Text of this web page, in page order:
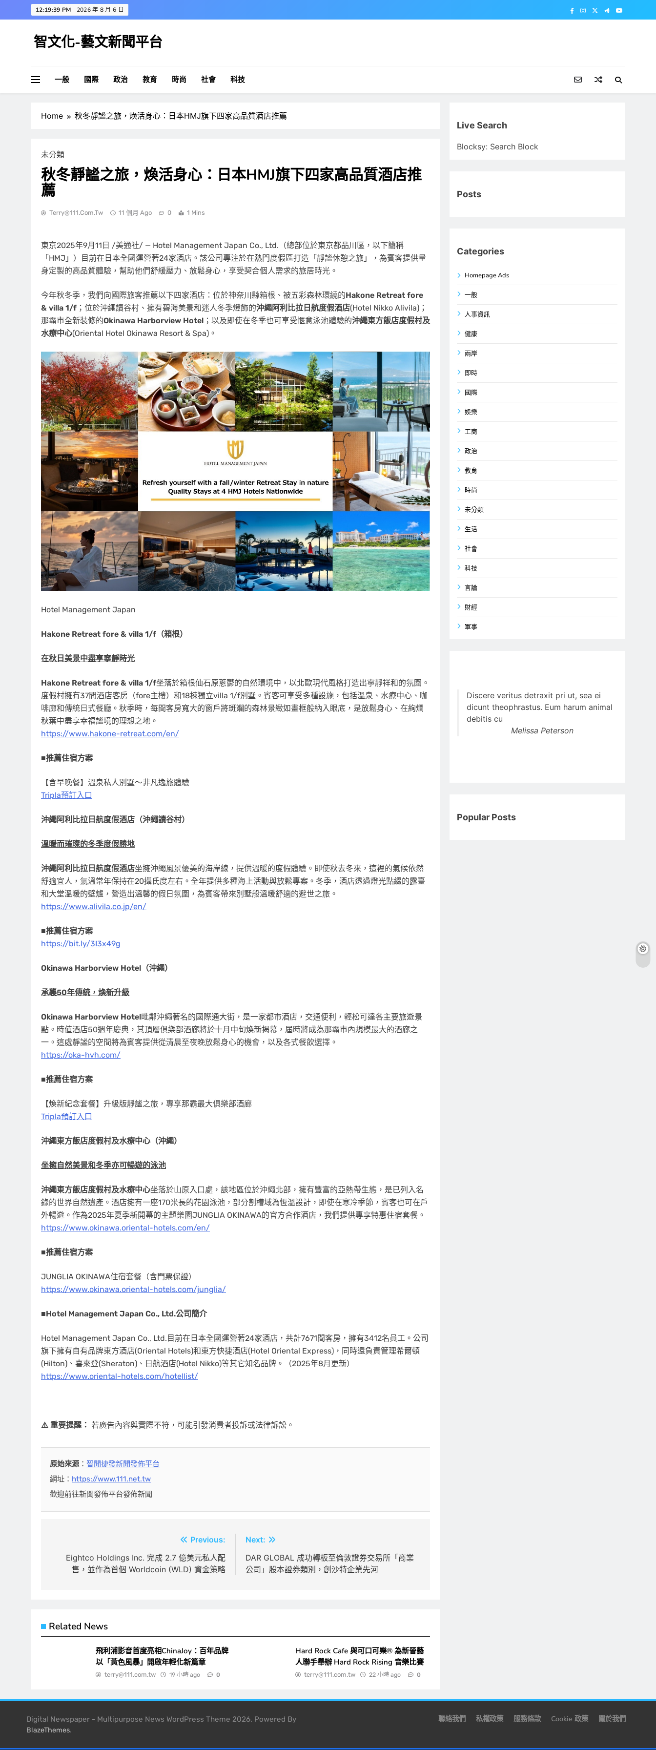
to
12:19:40 PM 2026 年 8 月 6 日
智文化-藝文新聞平台
一般 國際 政治 教育 時尚 社會 科技
Home 秋冬靜謐之旅，煥活身心：日本HMJ旗下四家高品質酒店推薦
未分類
秋冬靜謐之旅，煥活身心：日本HMJ旗下四家高品質酒店推
薦
Terry@111.com.tw 11 個月 Ago 0 1 Mins
東京2025年9月11日 /美通社/ — Hotel Management Japan Co., Ltd.（總部位於東京都品川區，以下簡稱
「HMJ」）目前在日本全國運營著24家酒店。該公司專注於在熱門度假區打造「靜謐休憩之旅」，為賓客提供量
身定製的高品質體驗，幫助他們舒緩壓力、放鬆身心，享受契合個人需求的旅居時光。
今年秋冬季，我們向國際旅客推薦以下四家酒店：位於神奈川縣箱根、被五彩森林環繞的Hakone Retreat fore
& villa 1/f ；位於沖繩讀谷村、擁有碧海美景和迷人冬季燈飾的沖繩阿利比拉日航度假酒店(Hotel Nikko Alivila)；
那霸市全新裝修的Okinawa Harborview Hotel ；以及即使在冬季也可享受愜意泳池體驗的沖繩東方飯店度假村及
水療中心(Oriental Hotel Okinawa Resort & Spa)。
Hotel Management Japan
Hakone Retreat fore & villa 1/f（箱根）
在秋日美景中盡享寧靜時光
Hakone Retreat fore & villa 1/f坐落於箱根仙石原蔥鬱的自然環境中，以北歐現代風格打造出寧靜祥和的氛圍。
度假村擁有37間酒店客房（fore主樓）和18棟獨立villa 1/f別墅。賓客可享受多種設施，包括溫泉、水療中心、咖
啡廊和傳統日式餐廳。秋季時，每間客房寬大的窗戶將斑斕的森林景緻如畫框般納入眼底，是放鬆身心、在絢爛
秋葉中盡享幸福謐境的理想之地。
https://www.hakone-retreat.com/en/
■推薦住宿方案
【含早晚餐】溫泉私人別墅～非凡逸旅體驗
Tripla預訂入口
沖繩阿利比拉日航度假酒店（沖繩讀谷村）
溫暖而璀璨的冬季度假勝地
沖繩阿利比拉日航度假酒店坐擁沖繩風景優美的海岸線，提供溫暖的度假體驗。即使秋去冬來，這裡的氣候依然
舒適宜人，氣溫常年保持在20攝氏度左右。全年提供多種海上活動與放鬆專案。冬季，酒店透過燈光點綴的露臺
和大堂溫暖的壁爐，營造出溫馨的假日氛圍，為賓客帶來別墅般溫暖舒適的避世之旅。
https://www.alivila.co.jp/en/
■推薦住宿方案
https://bit.ly/3I3x49g
Okinawa Harborview Hotel（沖繩）
承襲50年傳統，煥新升級
Okinawa Harborview Hotel毗鄰沖繩著名的國際通大街，是一家都市酒店，交通便利，輕松可達各主要旅遊景
點。時值酒店50週年慶典，其頂層俱樂部酒廊將於十月中旬煥新揭幕，屆時將成為那霸市內規模最大的酒廊之
一。這處靜謐的空間將為賓客提供從清晨至夜晚放鬆身心的機會，以及各式餐飲選擇。
https://oka-hvh.com/
■推薦住宿方案
【煥新紀念套餐】升級版靜謐之旅，專享那霸最大俱樂部酒廊
Tripla預訂入口
沖繩東方飯店度假村及水療中心（沖繩）
坐擁自然美景和冬季亦可暢遊的泳池
沖繩東方飯店度假村及水療中心坐落於山原入口處，該地區位於沖繩北部，擁有豐富的亞熱帶生態，是已列入名
錄的世界自然遺產。酒店擁有一座170米長的花園泳池，部分割槽域為恆溫設計，即使在寒冷季節，賓客也可在戶
外暢遊。作為2025年夏季新開幕的主題樂園JUNGLIA OKINAWA的官方合作酒店，我們提供專享特惠住宿套餐。
https://www.okinawa.oriental-hotels.com/en/
■推薦住宿方案
JUNGLIA OKINAWA住宿套餐（含門票保證）
https://www.okinawa.oriental-hotels.com/junglia/
■Hotel Management Japan Co., Ltd.公司簡介
Hotel Management Japan Co., Ltd.目前在日本全國運營著24家酒店，共計7671間客房，擁有3412名員工。公司
旗下擁有自有品牌東方酒店(Oriental Hotels)和東方快捷酒店(Hotel Oriental Express)，同時還負責管理希爾頓
(Hilton)、喜來登(Sheraton)、日航酒店(Hotel Nikko)等其它知名品牌。（2025年8月更新）
https://www.oriental-hotels.com/hotellist/
⚠️ 重要提醒： 若廣告內容與實際不符，可能引發消費者投訴或法律訴訟。
原始來源 ：智聞捷發新聞發佈平台
網址： https://www.111.net.tw
歡迎前往新聞發佈平台發佈新聞
Previous:
Eightco Holdings Inc. 完成 2.7 億美元私人配
售，並作為首個 Worldcoin (WLD) 資金策略
Next:
DAR GLOBAL 成功轉板至倫敦證券交易所「商業
公司」股本證券類別，創沙特企業先河
Related News
飛利浦影音首度亮相ChinaJoy：百年品牌
以「黃色風暴」開啟年輕化新篇章
terry@111.com.tw 19 小時 ago 0
Hard Rock Cafe 與可口可樂® 為新晉藝
人聯手舉辦 Hard Rock Rising 音樂比賽
terry@111.com.tw 22 小時 ago 0
Live Search
Blocksy: Search Block
Posts
Categories
Homepage Ads
一般
人事資訊
健康
兩岸
即時
國際
娛樂
工商
政治
教育
時尚
未分類
生活
社會
科技
言論
財經
軍事
Discere veritus detraxit pri ut, sea ei
dicunt theophrastus. Eum harum animal
debitis cu
Melissa Peterson
Popular Posts
Digital Newspaper - Multipurpose News WordPress Theme 2026. Powered By
BlazeThemes.
聯絡我們 私權政策 服務條款 Cookie 政策 關於我們